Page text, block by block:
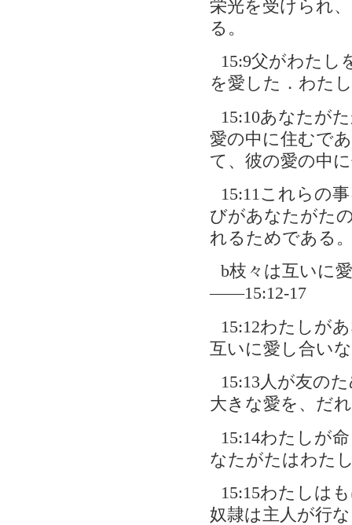
栄光を受けられ
る。
15:9父がわたし
を愛した．わた
15:10あなたが
愛の中に住むで
て、彼の愛の中
15:11これらの
びがあなたがた
れるためである
b枝々は互いに
――15:12-17
15:12わたしが
互いに愛し合い
15:13人が友の
大きな愛を、だ
15:14わたしが
なたがたはわた
15:15わたしは
奴隷は主人が行